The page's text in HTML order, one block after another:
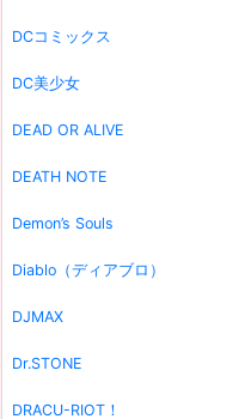
DCコミックス
DC美少女
DEAD OR ALIVE
DEATH NOTE
Demon’s Souls
Diablo（ディアブロ）
DJMAX
Dr.STONE
DRACU-RIOT！